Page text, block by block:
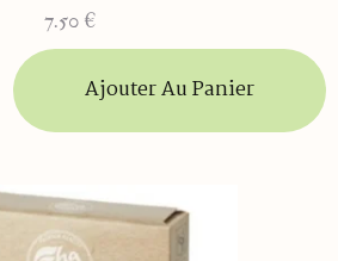
7.50 €
Ajouter Au Panier